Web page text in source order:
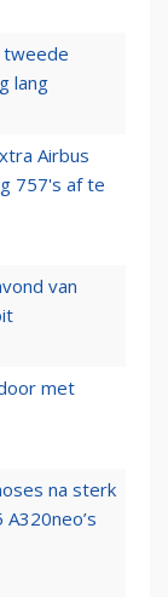
tweede
lang
Airbus
757's af te
van
met
na sterk